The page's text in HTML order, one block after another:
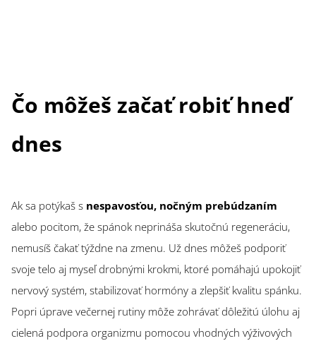
Čo môžeš začať robiť hneď
dnes
Ak sa potýkaš s nespavosťou, nočným prebúdzaním
alebo pocitom, že spánok neprináša skutočnú regeneráciu,
nemusíš čakať týždne na zmenu. Už dnes môžeš podporiť
svoje telo aj myseľ drobnými krokmi, ktoré pomáhajú upokojiť
nervový systém, stabilizovať hormóny a zlepšiť kvalitu spánku.
Popri úprave večernej rutiny môže zohrávať dôležitú úlohu aj
cielená podpora organizmu pomocou vhodných výživových